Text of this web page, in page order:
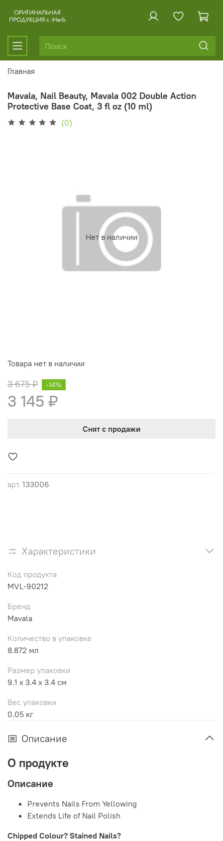
Главная
Mavala, Nail Beauty, Mavala 002 Double Action
Protective Base Coat, 3 fl oz (10 ml)
(0)
арт. 133006
Нет в наличии
Товара нет в наличии
3 675 ₽
3 145 ₽
-14%
Снят с продажи
Характеристики
Код продукта
MVL-90212
Бренд
Mavala
Количество в упаковке
8.872 мл
Размер упаковки
9.1 x 3.4 x 3.4 см
Вес упаковки
0.05 кг
Описание
О продукте
Описание
Prevents Nails From Yellowing
Extends Life of Nail Polish
Chipped Colour? Stained Nails?